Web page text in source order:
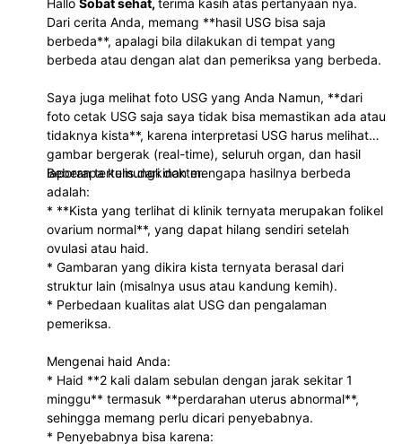
Dari cerita Anda, memang **hasil USG bisa saja
berbeda**, apalagi bila dilakukan di tempat yang
berbeda atau dengan alat dan pemeriksa yang berbeda.
Saya juga melihat foto USG yang Anda Namun, **dari
foto cetak USG saja saya tidak bisa memastikan ada atau
tidaknya kista**, karena interpretasi USG harus melihat
gambar bergerak (real-time), seluruh organ, dan hasil
laporan tertulis dari dokter.
Beberapa kemungkinan mengapa hasilnya berbeda
adalah:
* **Kista yang terlihat di klinik ternyata merupakan folikel
ovarium normal**, yang dapat hilang sendiri setelah
ovulasi atau haid.
* Gambaran yang dikira kista ternyata berasal dari
struktur lain (misalnya usus atau kandung kemih).
* Perbedaan kualitas alat USG dan pengalaman
pemeriksa.
Mengenai haid Anda:
* Haid **2 kali dalam sebulan dengan jarak sekitar 1
minggu** termasuk **perdarahan uterus abnormal**,
sehingga memang perlu dicari penyebabnya.
* Penyebabnya bisa karena: